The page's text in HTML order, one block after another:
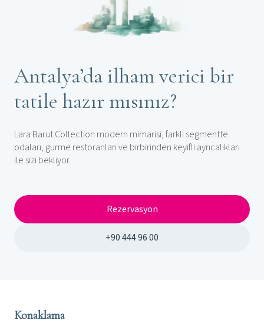
Antalya’da ilham verici bir
tatile hazır mısınız?
Lara Barut Collection modern mimarisi, farklı segmentte
odaları, gurme restoranları ve birbirinden keyifli ayrıcalıkları
ile sizi bekliyor.
Rezervasyon
+90 444 96 00
Konaklama